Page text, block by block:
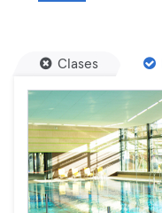
Clases